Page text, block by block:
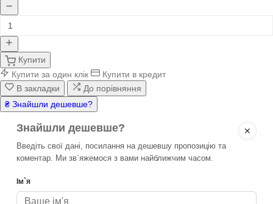
Купити
Купити за один клік
Купити в кредит
В закладки
До порівняння
₴ Знайшли дешевше?
✕
Знайшли дешевше?
Введіть свої дані, посилання на дешевшу пропозицію та
коментар. Ми зв`яжемося з вами найближчим часом.
Ім`я